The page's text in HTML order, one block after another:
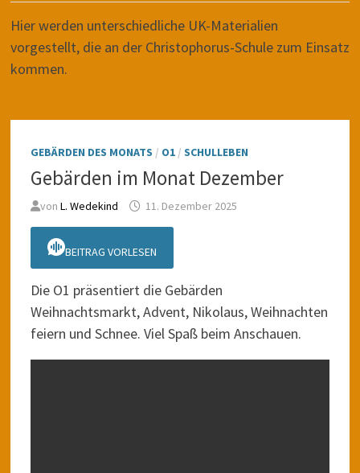
Hier werden unterschiedliche UK-Materialien
vorgestellt, die an der Christophorus-Schule zum Einsatz
kommen.
GEBÄRDEN DES MONATS / O1/ SCHULLEBEN
Gebärden im Monat Dezember
von L. Wedekind 11. Dezember 2025
BEITRAG VORLESEN
Die O1 präsentiert die Gebärden
Weihnachtsmarkt, Advent, Nikolaus, Weihnachten
feiern und Schnee. Viel Spaß beim Anschauen.